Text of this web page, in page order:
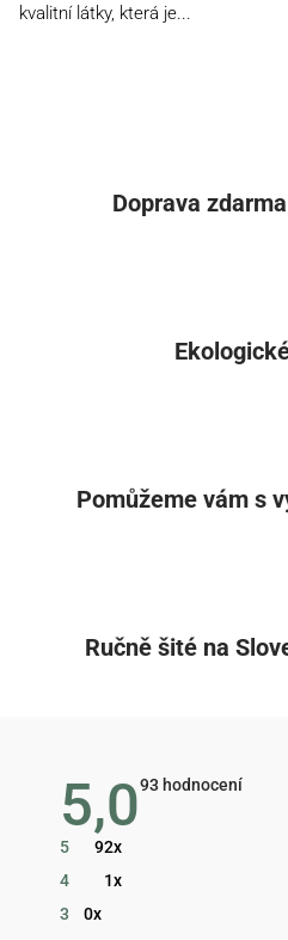
kvalitní látky, která je...
Doprava
Pomůžeme vám s
Ručně šité na
5,0Průměrné
93 hodnocení
5
92x
4
1x
3
0x